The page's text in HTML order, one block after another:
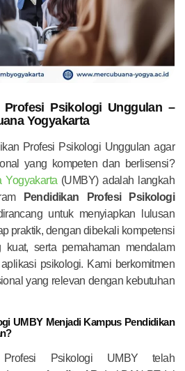
Profesi Psikologi Unggulan –
Yogyakarta
Profesi Psikologi Unggulan agar
yang kompeten dan berlisensi?
Yogyakarta (UMBY) adalah langkah
Pendidikan Profesi Psikologi
untuk menyiapkan lulusan
praktik, dengan dibekali kompetensi
kuat, serta pemahaman mendalam
psikologi. Kami berkomitmen
yang relevan dengan kebutuhan
UMBY Menjadi Kampus Pendidikan
Profesi Psikologi UMBY telah